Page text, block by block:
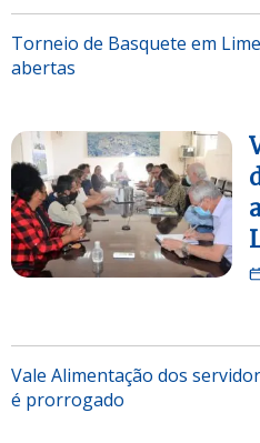
Torneio de Basquete em
abertas
Vale Alimentação dos
é prorrogado